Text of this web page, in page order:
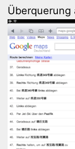
Überquerung